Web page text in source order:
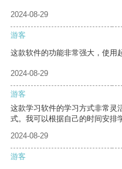
2024-08-29
游客
这款软件的功能非常强大，使用
2024-08-29
游客
这款学习软件的学习方式非常灵
式。我可以根据自己的时间安排
2024-08-29
游客